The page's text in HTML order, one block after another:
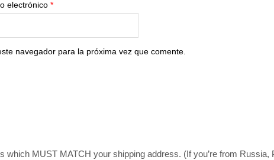
electrónico *
navegador para la próxima vez que comente.
which MUST MATCH your shipping address. (If you’re from